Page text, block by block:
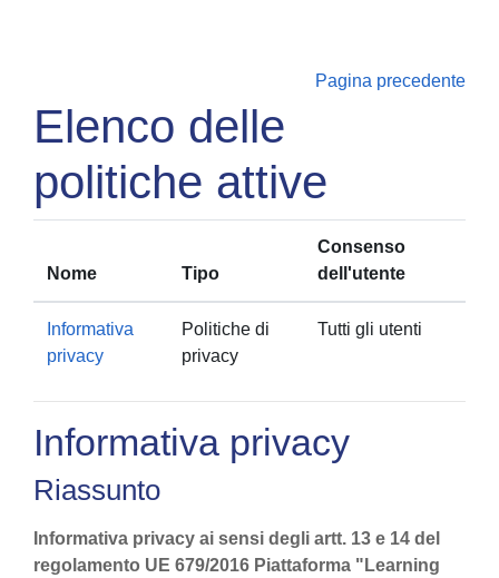
Pagina precedente
Elenco delle
politiche attive
Nome Tipo
Consenso
dell'utente
Informativa
privacy
Politiche di
privacy
Tutti gli utenti
Informativa privacy
Riassunto
Informativa privacy ai sensi degli artt. 13 e 14 del
regolamento UE 679/2016 Piattaforma "Learning